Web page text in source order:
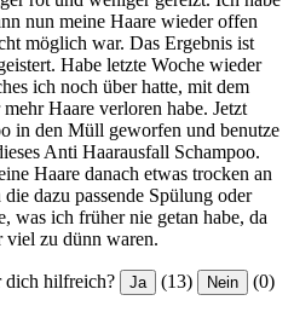
nun meine Haare wieder offen
möglich war. Das Ergebnis ist
Habe letzte Woche wieder
ich noch über hatte, mit dem
Haare verloren habe. Jetzt
in den Müll geworfen und benutze
Anti Haarausfall Schampoo.
Haare danach etwas trocken an
dazu passende Spülung oder
was ich früher nie getan habe, da
viel zu dünn waren.
dich hilfreich? Ja (13) Nein (0)